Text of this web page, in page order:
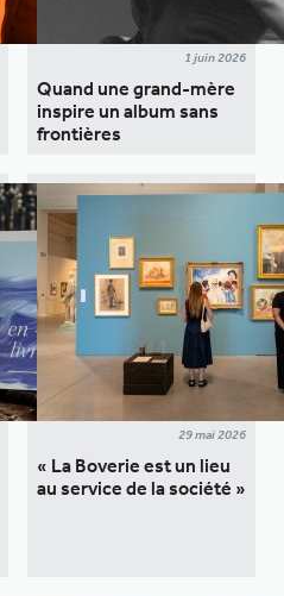
1 juin 2026
Quand une grand-mère
inspire un album sans
frontières
29 mai 2026
« La Boverie est un lieu
au service de la société »